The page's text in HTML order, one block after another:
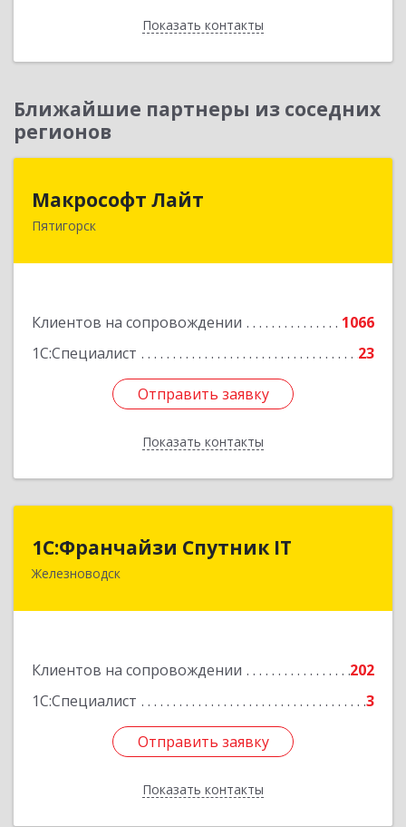
Показать контакты
Назад
Ближайшие партнеры из соседних
регионов
Макрософт Лайт
Пятигорск
Клиентов на сопровождении
1066
1С:Специалист
23
Отправить заявку
Показать контакты
357501, Ставропольский край, Пятигорск г,
Отправить заявку
Назад
1С:Франчайзи Спутник IT
Железноводск
Клиентов на сопровождении
202
1С:Специалист
3
Отправить заявку
Показать контакты
1С:Франчайзи Спутник IT
357430, Ставропольский край, город-курорт
Подробнее
Отправить заявку
Назад